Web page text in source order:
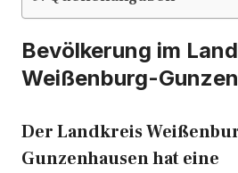
Bevölkerung im
Weißenburg-
Der Landkreis
Gunzenhausen hat eine